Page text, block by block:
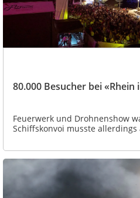
80.000 Besucher bei «Rhein
Feuerwerk und Drohnenshow
Schiffskonvoi musste allerdings